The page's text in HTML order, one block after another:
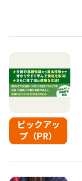
ピックアッ
プ（PR）